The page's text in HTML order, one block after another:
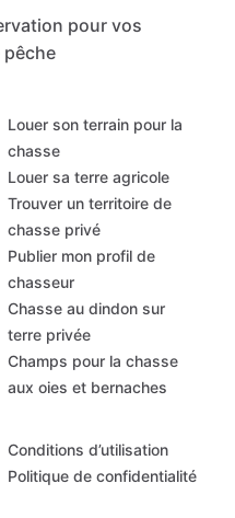
pour vos
pêche
Louer son terrain pour la
chasse
Louer sa terre agricole
Trouver un territoire de
chasse privé
Publier mon profil de
chasseur
Chasse au dindon sur
terre privée
Champs pour la chasse
aux oies et bernaches
Conditions d’utilisation
Politique de confidentialité